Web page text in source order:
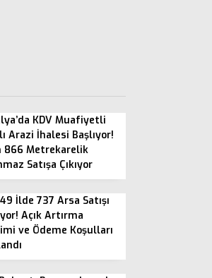
KDV Muafiyetli
Arazi İhalesi Başlıyor!
866 Metrekarelik
Satışa Çıkıyor
İlde 737 Arsa Satışı
Açık Artırma
ve Ödeme Koşulları